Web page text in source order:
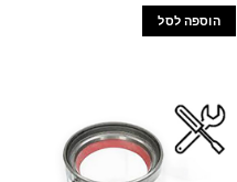
הוספה לסל